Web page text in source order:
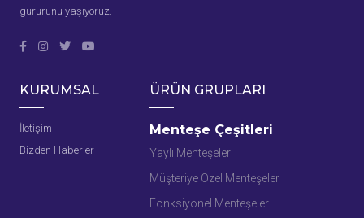
gururunu yaşıyoruz.
KURUMSAL
İletişim
Bizden Haberler
ÜRÜN GRUPLARI
Menteşe Çeşitleri
Yaylı Menteşeler
Müşteriye Özel Menteşeler
Fonksiyonel Menteşeler